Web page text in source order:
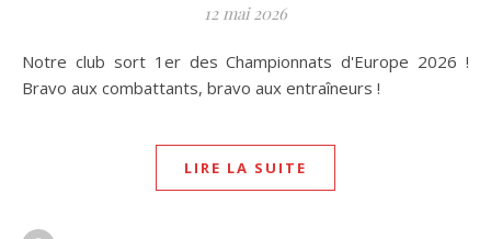
12 mai 2026
Notre club sort 1er des Championnats d'Europe 2026 !
Bravo aux combattants, bravo aux entraîneurs !
LIRE LA SUITE